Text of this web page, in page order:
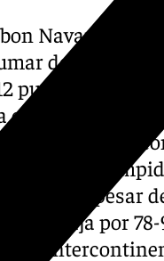
Navarro
de 3 a
puntos que
el último
se le espera
puntos que
a
Unicaja por